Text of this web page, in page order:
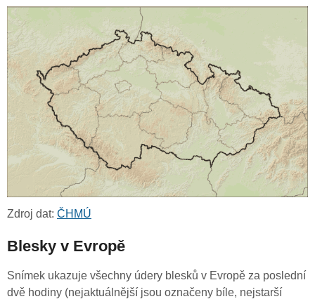
Zdroj dat: ČHMÚ
Blesky v Evropě
Snímek ukazuje všechny údery blesků v Evropě za poslední
dvě hodiny (nejaktuálnější jsou označeny bíle, nejstarší